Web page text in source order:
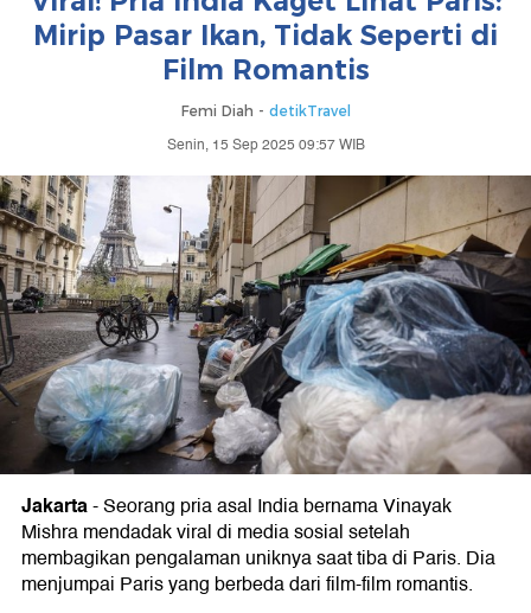
Mirip Pasar Ikan, Tidak Seperti di
Film Romantis
Femi Diah - detikTravel
Senin, 15 Sep 2025 09:57 WIB
Jakarta-Seorang pria asal India bernama Vinayak
Mishra mendadak viral di media sosial setelah
membagikan pengalaman uniknya saat tiba di Paris. Dia
menjumpai Paris yang berbeda dari film-film romantis.